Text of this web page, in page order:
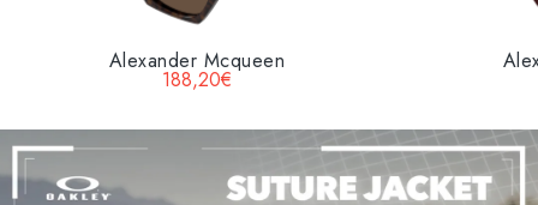
Alexander Mcqueen
188,20€